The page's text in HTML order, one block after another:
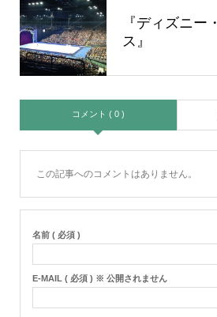
『ディズニー
ス』
コメント ( 0 )
この記事へのコメントはありません。
名前 ( 必須 )
E-MAIL ( 必須 ) ※ 公開されません